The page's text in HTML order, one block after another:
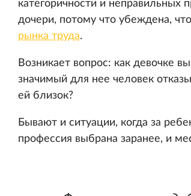
категоричности и неправильных
дочери, потому что убеждена,
рынка труда.
Возникает вопрос: как девочке
значимый для нее человек
ей близок?
Бывают и ситуации, когда за
профессия выбрана заранее, и